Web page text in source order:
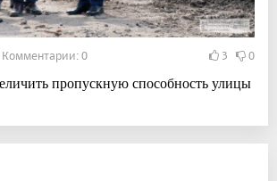
0 3 0
пропускную способность улицы